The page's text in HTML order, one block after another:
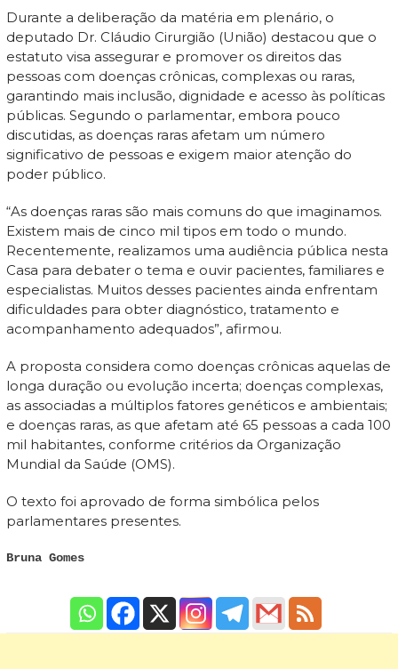
Durante a deliberação da matéria em plenário, o
deputado Dr. Cláudio Cirurgião (União) destacou que o
estatuto visa assegurar e promover os direitos das
pessoas com doenças crônicas, complexas ou raras,
garantindo mais inclusão, dignidade e acesso às políticas
públicas. Segundo o parlamentar, embora pouco
discutidas, as doenças raras afetam um número
significativo de pessoas e exigem maior atenção do
poder público.
“As doenças raras são mais comuns do que imaginamos.
Existem mais de cinco mil tipos em todo o mundo.
Recentemente, realizamos uma audiência pública nesta
Casa para debater o tema e ouvir pacientes, familiares e
especialistas. Muitos desses pacientes ainda enfrentam
dificuldades para obter diagnóstico, tratamento e
acompanhamento adequados”, afirmou.
A proposta considera como doenças crônicas aquelas de
longa duração ou evolução incerta; doenças complexas,
as associadas a múltiplos fatores genéticos e ambientais;
e doenças raras, as que afetam até 65 pessoas a cada 100
mil habitantes, conforme critérios da Organização
Mundial da Saúde (OMS).
O texto foi aprovado de forma simbólica pelos
parlamentares presentes.
Bruna Gomes